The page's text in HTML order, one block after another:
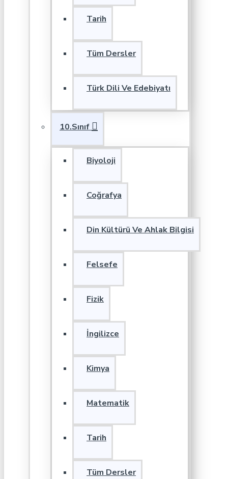
Tarih
Tüm Dersler
Türk Dili Ve Edebiyatı
10.Sınıf
Biyoloji
Coğrafya
Din Kültürü Ve Ahlak Bilgisi
Felsefe
Fizik
İngilizce
Kimya
Matematik
Tarih
Tüm Dersler